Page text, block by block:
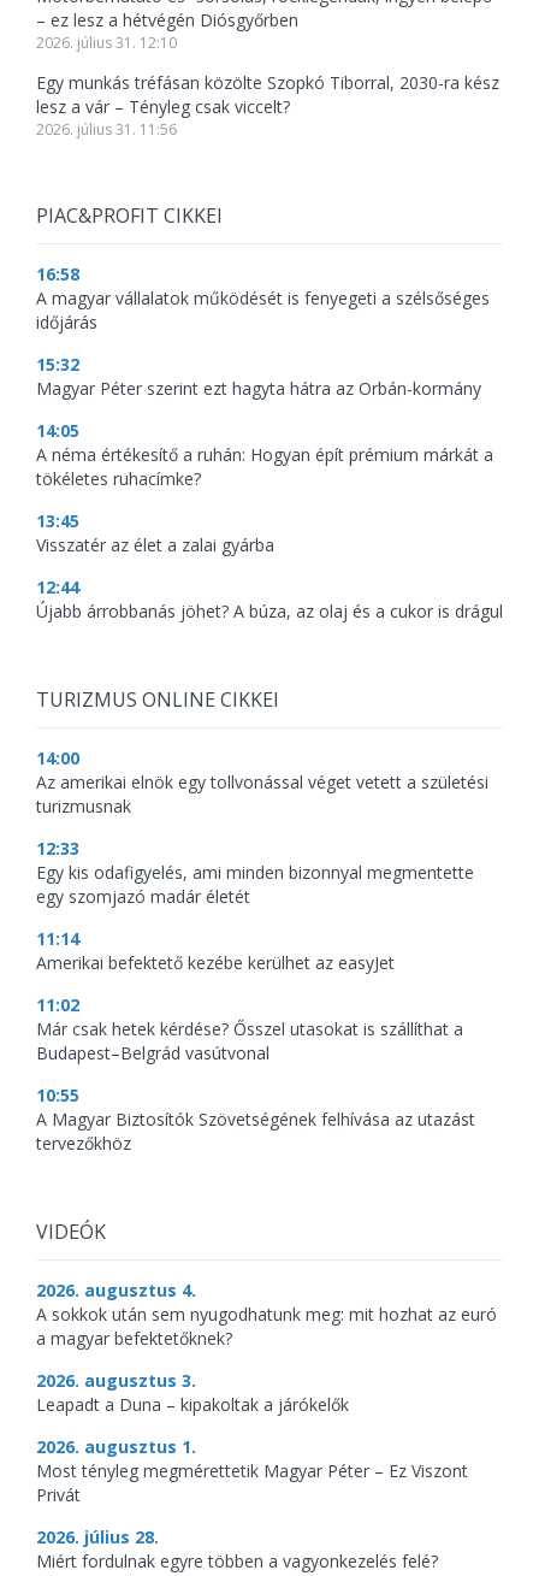
– ez lesz a hétvégén Diósgyőrben
2026. július 31. 12:10
Egy munkás tréfásan közölte Szopkó Tiborral, 2030-ra kész
lesz a vár – Tényleg csak viccelt?
2026. július 31. 11:56
PIAC&PROFIT CIKKEI
16:58
A magyar vállalatok működését is fenyegeti a szélsőséges
időjárás
15:32
Magyar Péter szerint ezt hagyta hátra az Orbán-kormány
14:05
A néma értékesítő a ruhán: Hogyan épít prémium márkát a
tökéletes ruhacímke?
13:45
Visszatér az élet a zalai gyárba
12:44
Újabb árrobbanás jöhet? A búza, az olaj és a cukor is drágul
TURIZMUS ONLINE CIKKEI
14:00
Az amerikai elnök egy tollvonással véget vetett a születési
turizmusnak
12:33
Egy kis odafigyelés, ami minden bizonnyal megmentette
egy szomjazó madár életét
11:14
Amerikai befektető kezébe kerülhet az easyJet
11:02
Már csak hetek kérdése? Ősszel utasokat is szállíthat a
Budapest–Belgrád vasútvonal
10:55
A Magyar Biztosítók Szövetségének felhívása az utazást
tervezőkhöz
VIDEÓK
2026. augusztus 4.
A sokkok után sem nyugodhatunk meg: mit hozhat az euró
a magyar befektetőknek?
2026. augusztus 3.
Leapadt a Duna – kipakoltak a járókelők
2026. augusztus 1.
Most tényleg megmérettetik Magyar Péter – Ez Viszont
Privát
2026. július 28.
Miért fordulnak egyre többen a vagyonkezelés felé?